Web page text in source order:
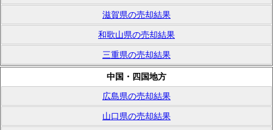
滋賀県の売却結果
和歌山県の売却結果
三重県の売却結果
中国・四国地方
広島県の売却結果
山口県の売却結果